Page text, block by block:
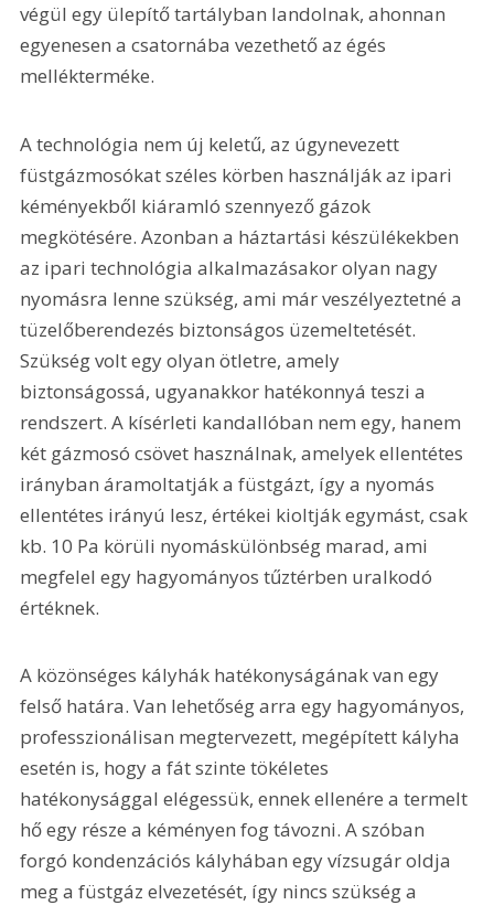
végül egy ülepítő tartályban landolnak, ahonnan
egyenesen a csatornába vezethető az égés
mellékterméke.
A technológia nem új keletű, az úgynevezett
füstgázmosókat széles körben használják az ipari
kéményekből kiáramló szennyező gázok
megkötésére. Azonban a háztartási készülékekben
az ipari technológia alkalmazásakor olyan nagy
nyomásra lenne szükség, ami már veszélyeztetné a
tüzelőberendezés biztonságos üzemeltetését.
Szükség volt egy olyan ötletre, amely
biztonságossá, ugyanakkor hatékonnyá teszi a
rendszert. A kísérleti kandallóban nem egy, hanem
két gázmosó csövet használnak, amelyek ellentétes
irányban áramoltatják a füstgázt, így a nyomás
ellentétes irányú lesz, értékei kioltják egymást, csak
kb. 10 Pa körüli nyomáskülönbség marad, ami
megfelel egy hagyományos tűztérben uralkodó
értéknek.
A közönséges kályhák hatékonyságának van egy
felső határa. Van lehetőség arra egy hagyományos,
professzionálisan megtervezett, megépített kályha
esetén is, hogy a fát szinte tökéletes
hatékonysággal elégessük, ennek ellenére a termelt
hő egy része a kéményen fog távozni. A szóban
forgó kondenzációs kályhában egy vízsugár oldja
meg a füstgáz elvezetését, így nincs szükség a